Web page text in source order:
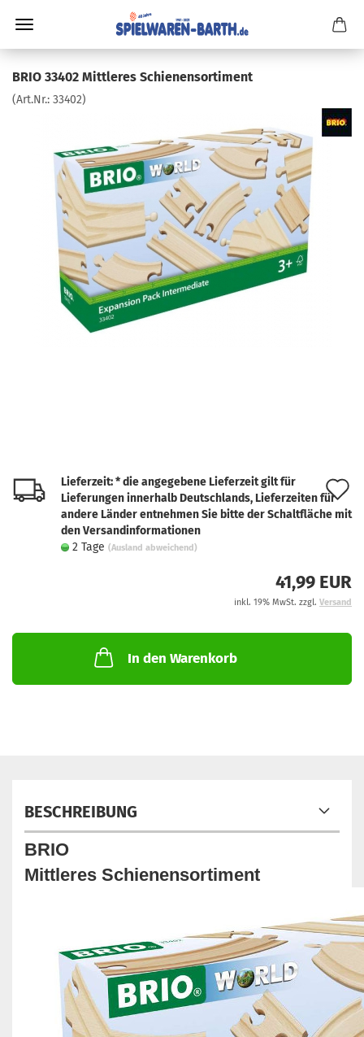
BRIO 33402 Mittleres Schienensortiment
(Art.Nr.: 33402)
Lieferzeit: * die angegebene Lieferzeit gilt für
Lieferungen innerhalb Deutschlands, Lieferzeiten für
andere Länder entnehmen Sie bitte der Schaltfläche mit
den Versandinformationen
2 Tage (Ausland abweichend)
41,99 EUR
inkl. 19% MwSt. zzgl. Versand
In den Warenkorb
BESCHREIBUNG
BRIO
Mittleres Schienensortiment